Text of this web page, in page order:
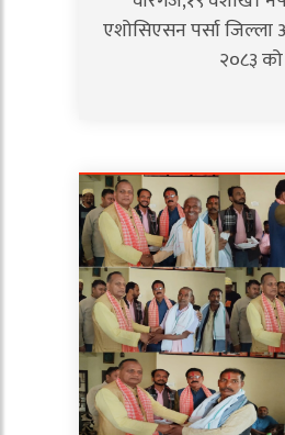
एशोसिएसन पर्सा जिल्ला
२०८३